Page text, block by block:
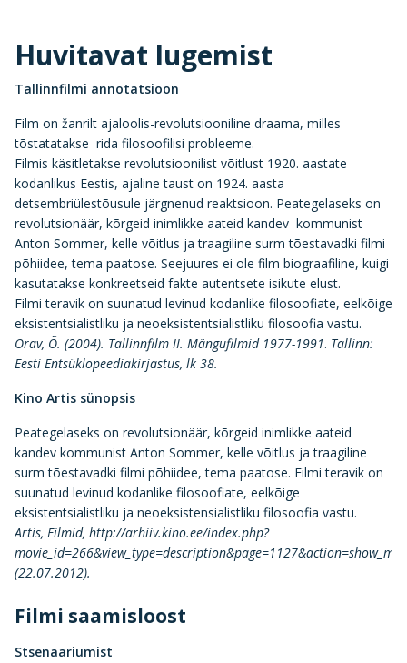
Huvitavat lugemist
Tallinnfilmi annotatsioon
Film on žanrilt ajaloolis-revolutsiooniline draama, milles
tõstatatakse rida filosoofilisi probleeme.
Filmis käsitletakse revolutsioonilist võitlust 1920. aastate
kodanlikus Eestis, ajaline taust on 1924. aasta
detsembriülestõusule järgnenud reaktsioon. Peategelaseks on
revolutsionäär, kõrgeid inimlikke aateid kandev kommunist
Anton Sommer, kelle võitlus ja traagiline surm tõestavadki filmi
põhiidee, tema paatose. Seejuures ei ole film biograafiline, kuigi
kasutatakse konkreetseid fakte autentsete isikute elust.
Filmi teravik on suunatud levinud kodanlike filosoofiate, eelkõige
eksistentsialistliku ja neoeksistentsialistliku filosoofia vastu.
Orav, Õ. (2004). Tallinnfilm II. Mängufilmid 1977-1991. Tallinn:
Eesti Entsüklopeediakirjastus, lk 38.
Kino Artis sünopsis
Peategelaseks on revolutsionäär, kõrgeid inimlikke aateid
kandev kommunist Anton Sommer, kelle võitlus ja traagiline
surm tõestavadki filmi põhiidee, tema paatose. Filmi teravik on
suunatud levinud kodanlike filosoofiate, eelkõige
eksistentsialistliku ja neoeksistensialistliku filosoofia vastu.
Artis, Filmid, http://arhiiv.kino.ee/index.php?
(22.07.2012).
Filmi saamisloost
Stsenaariumist